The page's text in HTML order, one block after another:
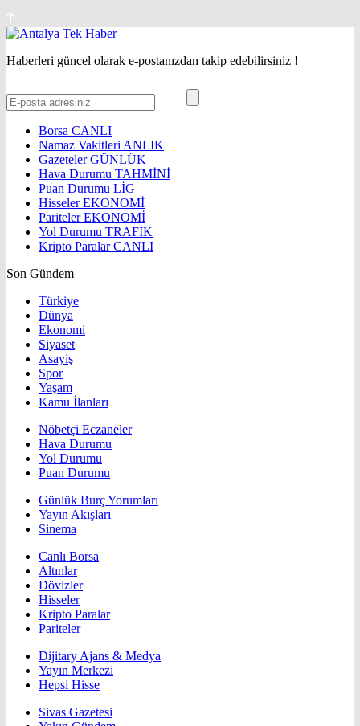
Haberleri güncel olarak e-postanızdan takip edebilirsiniz !
Borsa CANLI
Namaz Vakitleri ANLIK
GazetelerGÜNLÜK
Hava Durumu TAHMİNİ
Puan Durumu LİG
HisselerEKONOMİ
ParitelerEKONOMİ
Yol Durumu TRAFİK
Kripto ParalarCANLI
Son Gündem
Türkiye
Dünya
Ekonomi
Siyaset
Asayiş
Spor
Yaşam
Kamu İlanları
Nöbetçi Eczaneler
Hava Durumu
Yol Durumu
Puan Durumu
Günlük Burç Yorumları
Yayın Akışları
Sinema
Canlı Borsa
Altınlar
Dövizler
Hisseler
Kripto Paralar
Pariteler
Dijitary Ajans & Medya
Yayın Merkezi
Hepsi Hisse
Sivas Gazetesi